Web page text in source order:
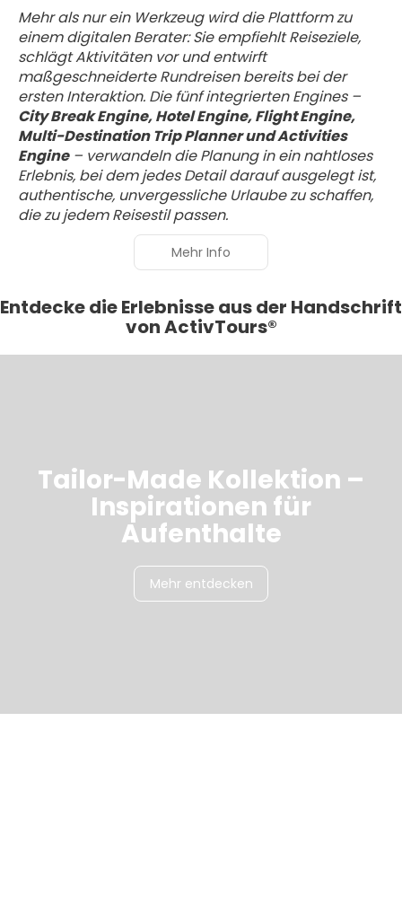
Mehr als nur ein Werkzeug wird die Plattform zu
einem digitalen Berater: Sie empfiehlt Reiseziele,
schlägt Aktivitäten vor und entwirft
maßgeschneiderte Rundreisen bereits bei der
ersten Interaktion. Die fünf integrierten Engines –
City Break Engine, Hotel Engine, Flight Engine,
Multi-Destination Trip Planner und Activities
Engine– verwandeln die Planung in ein nahtloses
Erlebnis, bei dem jedes Detail darauf ausgelegt ist,
authentische, unvergessliche Urlaube zu schaffen,
die zu jedem Reisestil passen.
Mehr Info
Entdecke die Erlebnisse aus der Handschrift
von ActivTours®
Tailor-Made Kollektion –
Inspirationen für
Aufenthalte
Mehr entdecken